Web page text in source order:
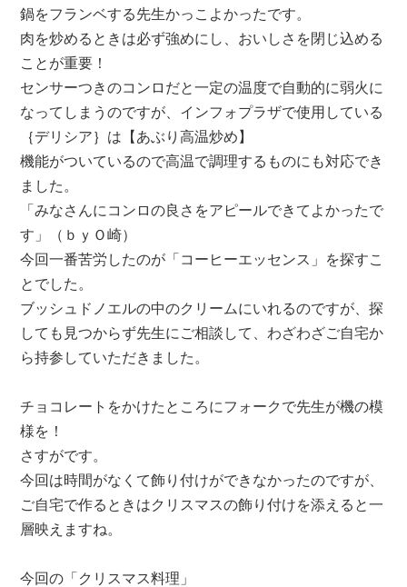
鍋をフランベする先生かっこよかったです。
肉を炒めるときは必ず強めにし、おいしさを閉じ込める
ことが重要！
センサーつきのコンロだと一定の温度で自動的に弱火に
なってしまうのですが、インフォプラザで使用している
｛デリシア｝は【あぶり高温炒め】
機能がついているので高温で調理するものにも対応でき
ました。
「みなさんにコンロの良さをアピールできてよかったで
す」（ｂｙＯ崎）
今回一番苦労したのが「コーヒーエッセンス」を探すこ
とでした。
ブッシュドノエルの中のクリームにいれるのですが、探
しても見つからず先生にご相談して、わざわざご自宅か
ら持参していただきました。
チョコレートをかけたところにフォークで先生が機の模
様を！
さすがです。
今回は時間がなくて飾り付けができなかったのですが、
ご自宅で作るときはクリスマスの飾り付けを添えると一
層映えますね。
今回の「クリスマス料理」